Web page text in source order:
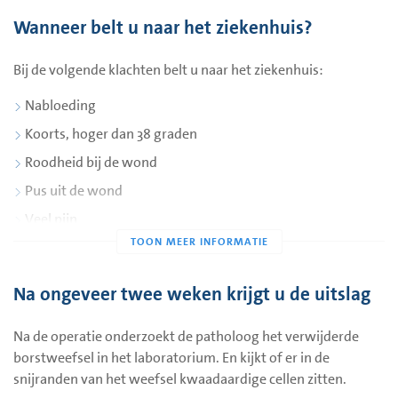
verpleegkundige of verpleegkundig specialist kan u
van de huidtherapeut kan het litteken soepeler en minder
De eerste twee weken na de operatie mag u niet fietsen en
autorijden.
tillen en geen zwaar (huishoudelijk) werk doen.
Het is belangrijk om uw arm te blijven bewegen.
Bespreek met uw arts tijdens uw eerste afspraak na de
operatie wanneer u weer mag sporten en werken.
Heeft uw arts samen met de plastisch chirurg geopereerd?
Dan krijgt u leefregels van de plastisch chirurg.
Wanneer belt u naar het ziekenhuis?
Bij de volgende klachten belt u naar het ziekenhuis:
Nabloeding
Koorts, hoger dan 38 graden
Roodheid bij de wond
Pus uit de wond
Veel pijn
Als de wond opengaat
bellen.
Na ongeveer twee weken krijgt u de uitslag
Na de operatie onderzoekt de patholoog het verwijderde
borstweefsel in het laboratorium. En kijkt of er in de
snijranden van het weefsel kwaadaardige cellen zitten.